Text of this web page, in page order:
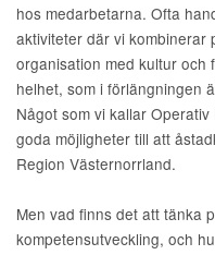
hos medarbetarna. Ofta
aktiviteter där vi kombinerar
organisation med kultur och
helhet, som i förlängningen
Något som vi kallar
goda möjligheter till att
Region Västernorrland.
Men vad finns det att tänka
kompetensutveckling, och